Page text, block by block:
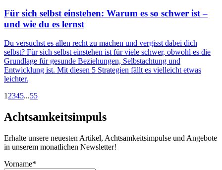
Für sich selbst einstehen: Warum es so schwer ist –
und wie du es lernst
Du versuchst es allen recht zu machen und vergisst dabei dich
selbst? Für sich selbst einstehen ist für viele schwer, obwohl es die
Grundlage für gesunde Beziehungen, Selbstachtung und
Entwicklung ist. Mit diesen 5 Strategien fällt es vielleicht etwas
leichter.
1 2345...55
Achtsamkeitsimpuls
Erhalte unsere neuesten Artikel, Achtsamkeitsimpulse und Angebote
in unserem monatlichen Newsletter!
Vorname*